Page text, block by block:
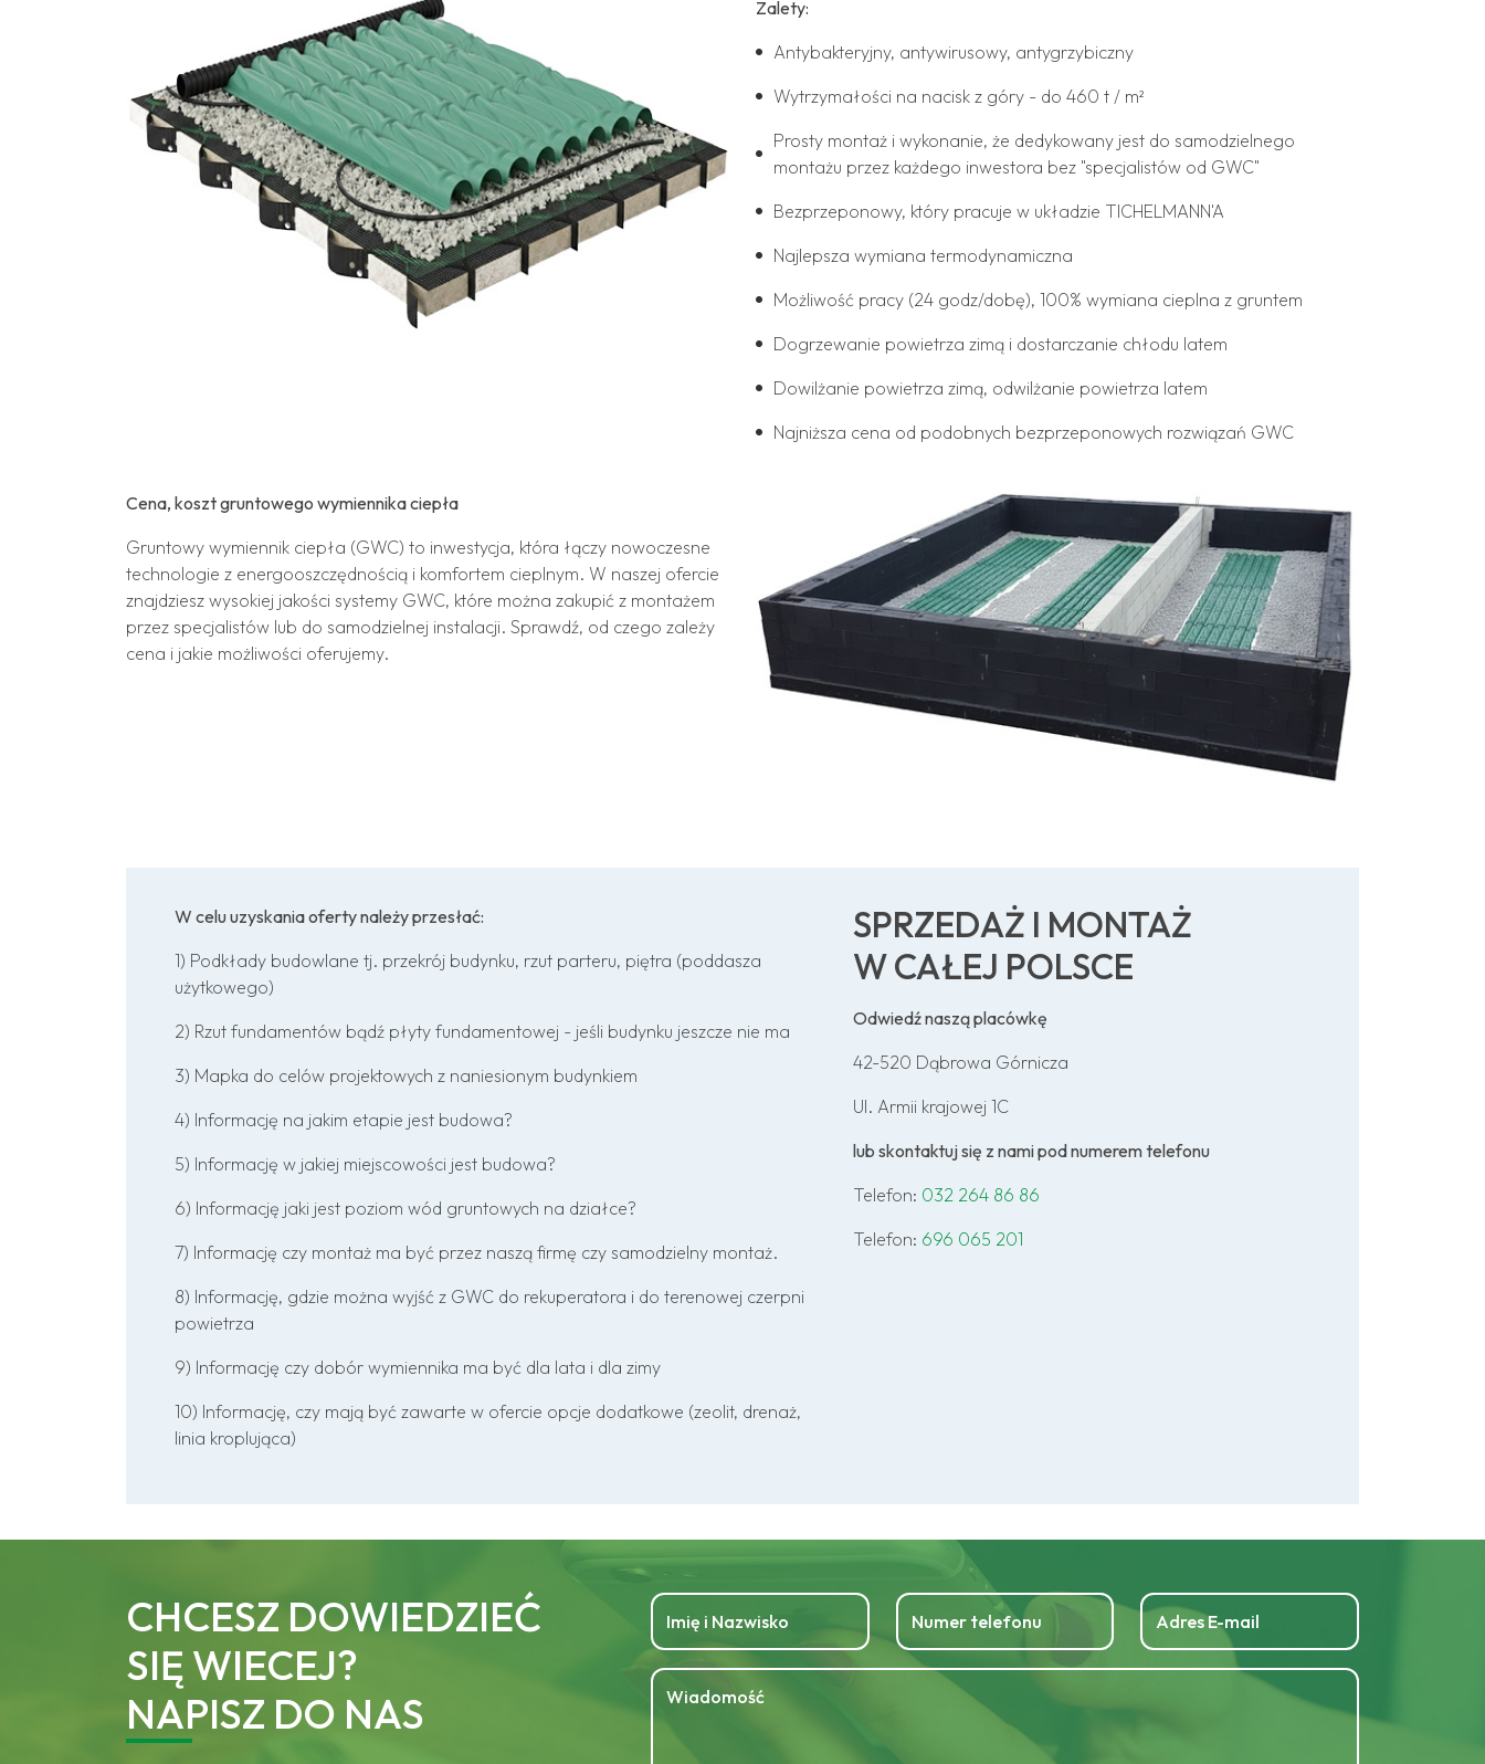
Zalety:
Antybakteryjny, antywirusowy, antygrzybiczny
Wytrzymałości na nacisk z góry - do 460 t / m²
Prosty montaż i wykonanie, że dedykowany jest do samodzielnego
montażu przez każdego inwestora bez "specjalistów od GWC"
Bezprzeponowy, który pracuje w układzie TICHELMANN'A
Najlepsza wymiana termodynamiczna
Możliwość pracy (24 godz/dobę), 100% wymiana cieplna z gruntem
Dogrzewanie powietrza zimą i dostarczanie chłodu latem
Dowilżanie powietrza zimą, odwilżanie powietrza latem
Najniższa cena od podobnych bezprzeponowych rozwiązań GWC
Cena, koszt gruntowego wymiennika ciepła
Gruntowy wymiennik ciepła (GWC) to inwestycja, która łączy nowoczesne
technologie z energooszczędnością i komfortem cieplnym. W naszej ofercie
znajdziesz wysokiej jakości systemy GWC, które można zakupić z montażem
przez specjalistów lub do samodzielnej instalacji. Sprawdź, od czego zależy
cena i jakie możliwości oferujemy.
W celu uzyskania oferty należy przesłać:
1) Podkłady budowlane tj. przekrój budynku, rzut parteru, piętra (poddasza
użytkowego)
2) Rzut fundamentów bądź płyty fundamentowej - jeśli budynku jeszcze nie ma
3) Mapka do celów projektowych z naniesionym budynkiem
4) Informację na jakim etapie jest budowa?
5) Informację w jakiej miejscowości jest budowa?
6) Informację jaki jest poziom wód gruntowych na działce?
7) Informację czy montaż ma być przez naszą firmę czy samodzielny montaż.
8) Informację, gdzie można wyjść z GWC do rekuperatora i do terenowej czerpni
powietrza
9) Informację czy dobór wymiennika ma być dla lata i dla zimy
10) Informację, czy mają być zawarte w ofercie opcje dodatkowe (zeolit, drenaż,
linia kroplująca)
SPRZEDAŻ I MONTAŻ
W CAŁEJ POLSCE
Odwiedź naszą placówkę
42-520 Dąbrowa Górnicza
Ul. Armii krajowej 1C
lub skontaktuj się z nami pod numerem telefonu
Telefon: 032 264 86 86
Telefon: 696 065 201
CHCESZ DOWIEDZIEĆ
SIĘ WIECEJ?
NAPISZ DO NAS